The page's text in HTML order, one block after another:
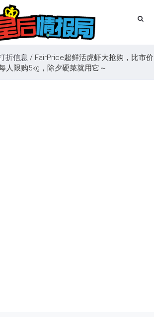
折信息 / FairPrice超鲜活虎虾大抢购，比市价
人限购5kg，除夕硬菜就用它～